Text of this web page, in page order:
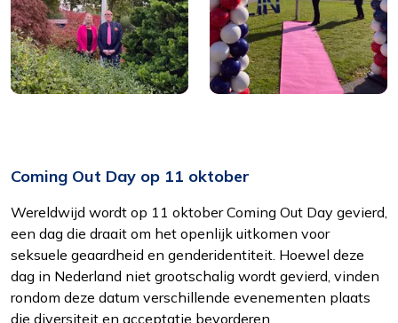
Coming Out Day op 11 oktober
Wereldwijd wordt op 11 oktober Coming Out Day gevierd,
een dag die draait om het openlijk uitkomen voor
seksuele geaardheid en genderidentiteit. Hoewel deze
dag in Nederland niet grootschalig wordt gevierd, vinden
rondom deze datum verschillende evenementen plaats
die diversiteit en acceptatie bevorderen.